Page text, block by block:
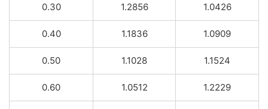
0.30 1.2856 1.0426
0.40 1.1836 1.0909
0.50 1.1028 1.1524
0.60 1.0512 1.2229